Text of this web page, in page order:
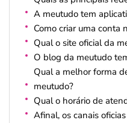
A meutudo tem
Como criar uma conta
Qual o site oficial da
O blog da meutudo
Qual a melhor forma
meutudo?
Qual o horário de
Afinal, os canais